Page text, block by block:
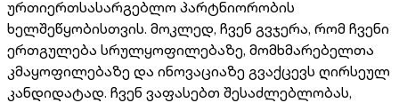
ურთიერთსასარგებლო პარტნიორობის
ხელშეწყობისთვის. მოკლედ, ჩვენ გვჯერა, რომ ჩვენი
ერთგულება სრულყოფილებაზე, მომხმარებელთა
კმაყოფილებაზე და ინოვაციაზე გვაქცევს ღირსეულ
კანდიდატად. ჩვენ ვაფასებთ შესაძლებლობას,